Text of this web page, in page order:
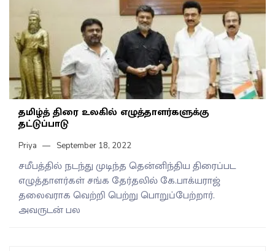
தமிழ்த் திரை உலகில் எழுத்தாளர்களுக்கு
தட்டுப்பாடு
Priya September 18, 2022
சமீபத்தில் நடந்து முடிந்த தென்னிந்திய திரைப்பட
எழுத்தாளர்கள் சங்க தேர்தலில் கே.பாக்யராஜ்
தலைவராக வெற்றி பெற்று பொறுப்பேற்றார்.
அவருடன் பல